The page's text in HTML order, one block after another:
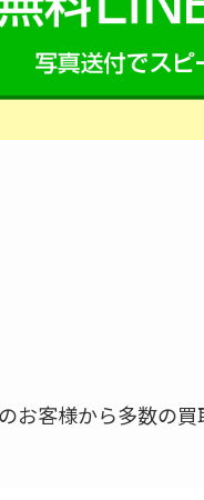
お客様から多数の